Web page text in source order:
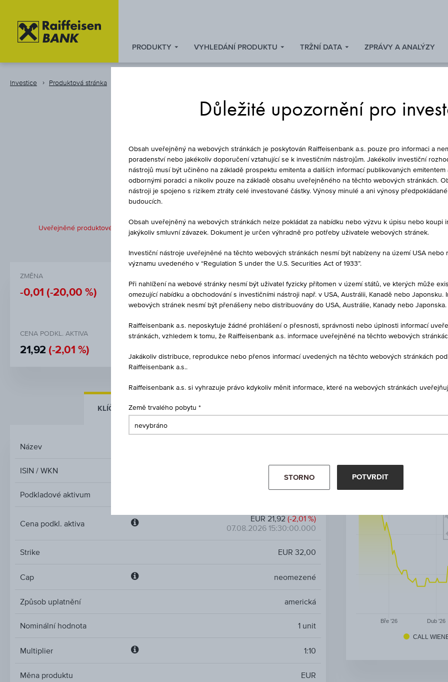
springen
Quicklinks
springen
PRODUKTY VYHLEDÁNÍ PRODUKTU TRŽNÍ DATA ZPRÁVY A ANALÝZY
Investice Produktová stránka
WARRANT
CALL
Uveřejněné produktové informace jsou určeny čistě pro investory, kteří již mají produkt ve svém portfoliu. Tyto údaje neslouží jako
ZMĚNA
-0,01 (-20,00 %) EUR 0,030 EUR 0,050
CENA PODKL. AKTIVA
21,92 (-2,01 %)
STRIKE CAP
KLÍČOVÉ ÚDAJE ZÁKLADNÍ ÚDAJE
Název
ISIN / WKN
Podkladové aktivum
Cena podkl. aktiva EUR 21,92 (-2,01 %)
07.08.2026 15:30:00.000
Strike EUR 32,00
Cap neomezené
Způsob uplatnění americká
Nominální hodnota 1 unit
Multiplier 1:10
Měna produktu EUR
CALL
Bře '26 Dub '26
Důležité upozornění pro
Obsah uveřejněný na webových stránkách je poskytován Raiffeisenbank a.s. pouze pro informaci a
poradenství nebo jakékoliv doporučení vztahující se k investičním nástrojům. Jakékoliv investiční
nástrojů musí být učiněno na základě prospektu emitenta a dalších informací publikovaných
odbornými poradci a nikoliv pouze na základě obsahu uveřejněného na těchto webových stránkách.
nástroji je spojeno s rizikem ztráty celé investované částky. Výnosy minulé a ani výnosy
budoucích.
Obsah uveřejněný na webových stránkách nelze pokládat za nabídku nebo výzvu k úpisu nebo koupi
jakýkoliv smluvní závazek. Dokument je určen výhradně pro potřeby uživatele webových stránek.
Investiční nástroje uveřejněné na těchto webových stránkách nesmí být nabízeny na území USA nebo
významu uvedeného v “Regulation S under the U.S. Securities Act of 1933”.
Při nahlížení na webové stránky nesmí být uživatel fyzicky přítomen v území států, ve kterých může
omezující nabídku a obchodování s investičními nástroji např. v USA, Austrálii, Kanadě nebo Japonsku.
webových stránek nesmí být přenášeny nebo distribuovány do USA, Austrálie, Kanady nebo Japonska.
Raiffeisenbank a.s. neposkytuje žádné prohlášení o přesnosti, správnosti nebo úplnosti informací
stránkách, vzhledem k tomu, že Raiffeisenbank a.s. informace uveřejněné na těchto webových
Jakákoliv distribuce, reprodukce nebo přenos informací uvedených na těchto webových stránkách
Raiffeisenbank a.s..
Raiffeisenbank a.s. si vyhrazuje právo kdykoliv měnit informace, které na webových stránkách
Země trvalého pobytu
STORNO POTVRDIT